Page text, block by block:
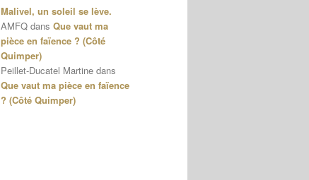
Malivel, un soleil se lève.
AMFQ dans Que vaut ma
pièce en faïence ? (Côté
Quimper)
Peillet-Ducatel Martine dans
Que vaut ma pièce en faïence
? (Côté Quimper)